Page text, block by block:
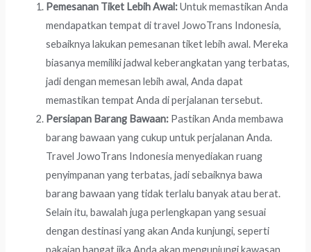
Pemesanan Tiket Lebih Awal:Untuk memastikan Anda
mendapatkan tempat di travel JowoTrans Indonesia,
sebaiknya lakukan pemesanan tiket lebih awal. Mereka
biasanya memiliki jadwal keberangkatan yang terbatas,
jadi dengan memesan lebih awal, Anda dapat
memastikan tempat Anda di perjalanan tersebut.
Persiapan Barang Bawaan: Pastikan Anda membawa
barang bawaan yang cukup untuk perjalanan Anda.
Travel JowoTrans Indonesia menyediakan ruang
penyimpanan yang terbatas, jadi sebaiknya bawa
barang bawaan yang tidak terlalu banyak atau berat.
Selain itu, bawalah juga perlengkapan yang sesuai
dengan destinasi yang akan Anda kunjungi, seperti